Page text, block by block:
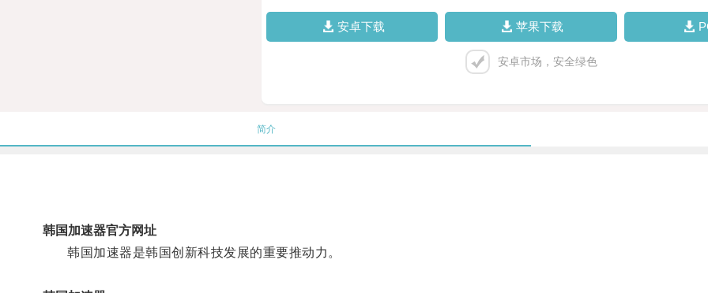
安卓下载 苹果下载
安卓市场，安全绿色
简介
韩国加速器官方网址
韩国加速器是韩国创新科技发展的重要推动力。